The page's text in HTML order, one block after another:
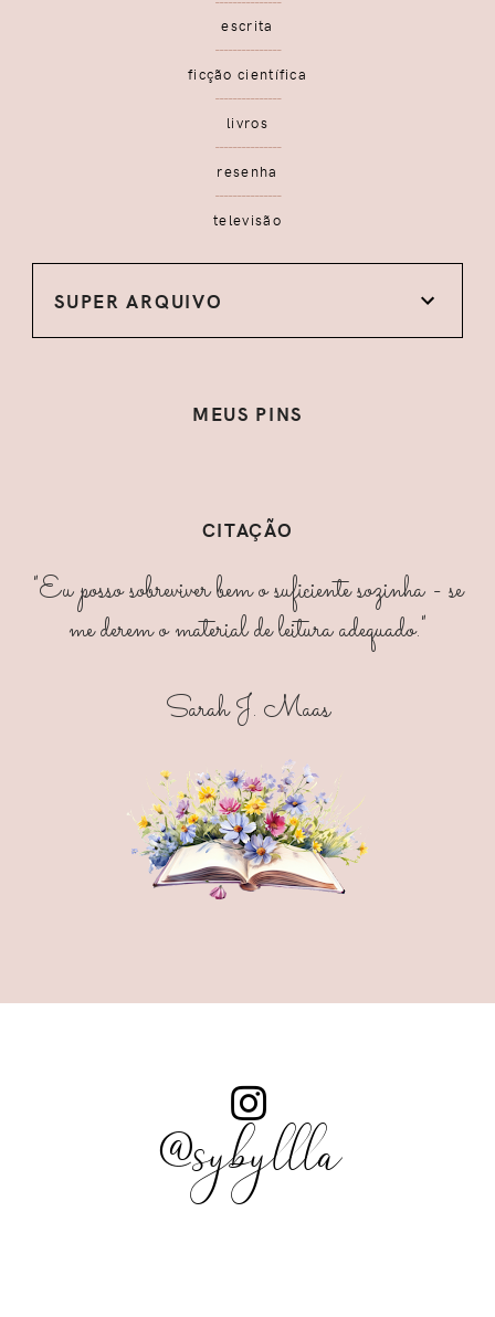
escrita
ficção científica
livros
resenha
televisão
SUPER ARQUIVO
MEUS PINS
CITAÇÃO
"Eu posso sobreviver bem o suficiente sozinha - se
me derem o material de leitura adequado."
Sarah J. Maas
@sybyllla